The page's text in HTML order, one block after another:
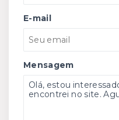
E-mail
Mensagem